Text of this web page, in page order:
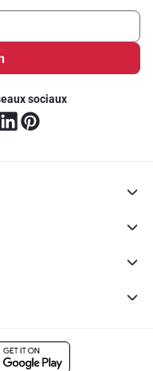
sociaux